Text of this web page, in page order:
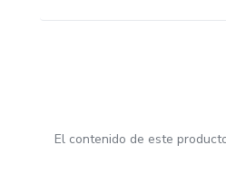
El contenido de este